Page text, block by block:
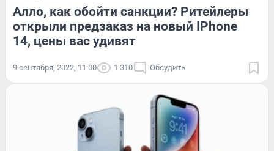
Алло, как обойти санкции? Ритейлеры
открыли предзаказ на новый IPhone
14, цены вас удивят
9 сентября, 2022, 11:00 1 310 Обсудить